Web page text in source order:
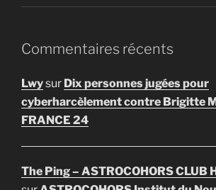
Commentaires récents
Lwysur Dix personnes jugées pour
cyberharcèlement contre Brigitte
FRANCE 24
The Ping – ASTROCOHORS CLUB